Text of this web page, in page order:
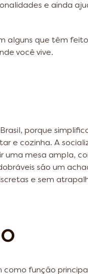
e ainda
alguns que têm
você vive.
porque
e cozinha. A
uma mesa ampla,
são um
e sem
função